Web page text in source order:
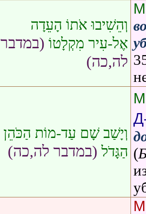
וְהֵשִׁיבוּ אֹתוֹ הָעֵדָה
אֶל-עִיר מִקְלָטוֹ (במדבר
לה,כה)
(
וְיָשַׁב שָׁם עַד-מוֹת הַכֹּהֵן
הַגָּדֹל (במדבר לה,כה)